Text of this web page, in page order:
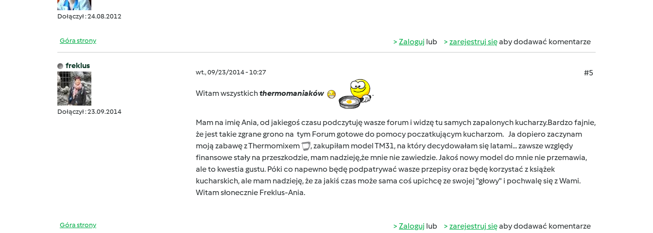
Dołączył : 24.08.2012
Góra strony Zaloguj lub zarejestruj sięaby dodawać komentarze
freklus
Dołączył : 23.09.2014
wt., 09/23/2014 - 10:27 #5
Witam wszystkichthermomaniaków .
Mam na imię Ania, od jakiegoś czasu podczytuję wasze forum i widzę tu samych zapalonych kucharzy.Bardzo fajnie,
że jest takie zgrane grono na tym Forum gotowe do pomocy poczatkującym kucharzom. Ja dopiero zaczynam
moją zabawę z Thermomixem
, zakupiłam model TM31, na który decydowałam się latami... zawsze względy
finansowe stały na przeszkodzie, mam nadzieję,że mnie nie zawiedzie. Jakoś nowy model do mnie nie przemawia,
ale to kwestia gustu. Póki co napewno będę podpatrywać wasze przepisy oraz będę korzystać z książek
kucharskich, ale mam nadzieję, że za jakiś czas może sama coś upichcę ze swojej "głowy" i pochwalę się z Wami.
Witam słonecznie Freklus-Ania.
Góra strony Zaloguj lub zarejestruj sięaby dodawać komentarze